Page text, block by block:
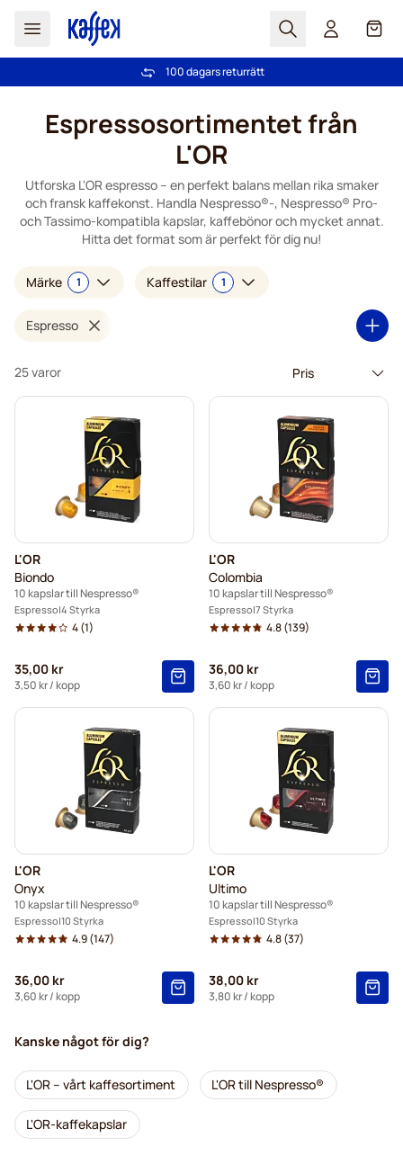
Sök Cart
Fri frakt över 499 kr
PrisGaranti - alltid bra priser!
100 dagars returrätt
Espressosortimentet från
L'OR
Utforska L'OR espresso – en perfekt balans mellan rika smaker
och fransk kaffekonst. Handla Nespresso®-, Nespresso® Pro-
och Tassimo-kompatibla kapslar, kaffebönor och mycket annat.
Hitta det format som är perfekt för dig nu!
Märke 1 Kaffestilar 1
Espresso
25 varor
L'OR
Biondo
10 kapslar till Nespresso®
Espresso 4 Styrka
4(1)
35,00 kr
3,50 kr/ kopp
L'OR
Colombia
10 kapslar till Nespresso®
Espresso 7 Styrka
4.8(139)
36,00 kr
3,60 kr/ kopp
L'OR
Onyx
10 kapslar till Nespresso®
Espresso 10 Styrka
4.9(147)
36,00 kr
3,60 kr/ kopp
L'OR
Ultimo
10 kapslar till Nespresso®
Espresso 10 Styrka
4.8(37)
38,00 kr
3,80 kr/ kopp
Kanske något för dig?
L'OR – vårt kaffesortiment L'OR till Nespresso®
L'OR-kaffekapslar